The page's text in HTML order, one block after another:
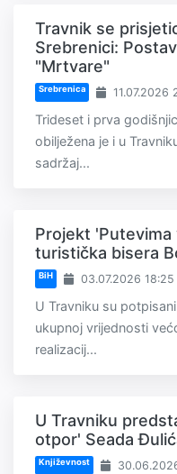
Travnik se
Srebrenici:
"Mrtvare"
Srebrenica 11.07.2026
Trideset i prva
obilježena je i u
sadržaj...
Projekt
turistička bisera
BiH 03.07.2026 18:25
U Travniku su
ukupnoj vrijednosti
realizacij...
U Travniku
otpor' Seada
Književnost